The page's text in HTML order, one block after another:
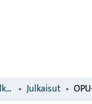
Luonnonvarakeskuksen julkaisut Julkaisut